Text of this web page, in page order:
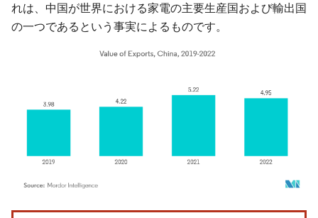
れは、中国が世界における家電の主要生産国および輸出国
の一つであるという事実によるものです。
画像 © Mordor Intelligence。再利用にはCC BY 4.0の表示が必要です。